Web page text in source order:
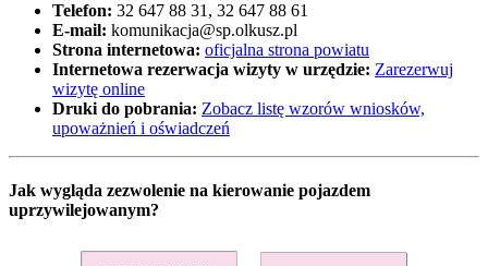
Telefon: 32 647 88 31, 32 647 88 61
E-mail: komunikacja@sp.olkusz.pl
Strona internetowa: oficjalna strona powiatu
Internetowa rezerwacja wizyty w urzędzie: Zarezerwuj
wizytę online
Druki do pobrania: Zobacz listę wzorów wniosków,
upoważnień i oświadczeń
Jak wygląda zezwolenie na kierowanie pojazdem
uprzywilejowanym?